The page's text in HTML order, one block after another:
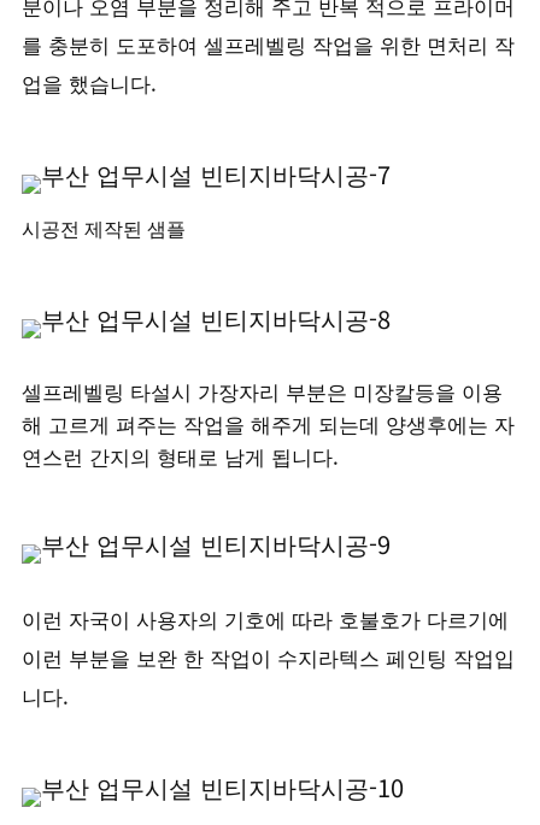
를 충분히 도포하여 셀프레벨링 작업을 위한 면처리 작
업을 했습니다.
시공전 제작된 샘플
셀프레벨링 타설시 가장자리 부분은 미장칼등을 이용
해 고르게 펴주는 작업을 해주게 되는데 양생후에는 자
연스런 간지의 형태로 남게 됩니다.
이런 자국이 사용자의 기호에 따라 호불호가 다르기에
이런 부분을 보완 한 작업이 수지라텍스 페인팅 작업입
니다.